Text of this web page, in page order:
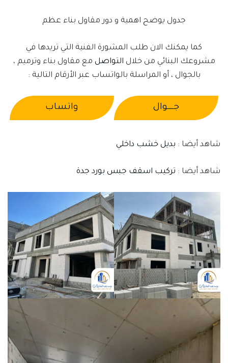
جدول يوضح اهمية و دور مقاول بناء عظم
كما يمكنك الان طلب المشورة الفنية التي تريدها في
مشروعك البنائي من خلال التواصل مع مقاول بناء وترميم ،
بالجوال ، أو المراسلة بالواتساب عبر الأرقام التالية :
جــــوال واتساب
شاهد أيضا : بديل خشب داخلي
شاهد أيضا : تركيب اسقف جبس بورد جدة